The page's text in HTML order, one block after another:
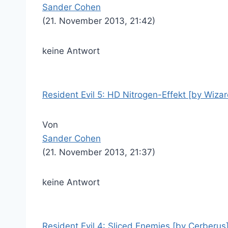
Sander Cohen
(21. November 2013, 21:42)
keine Antwort
Resident Evil 5: HD Nitrogen-Effekt [by
Von
Sander Cohen
(21. November 2013, 21:37)
keine Antwort
Resident Evil 4: Sliced Enemies [by